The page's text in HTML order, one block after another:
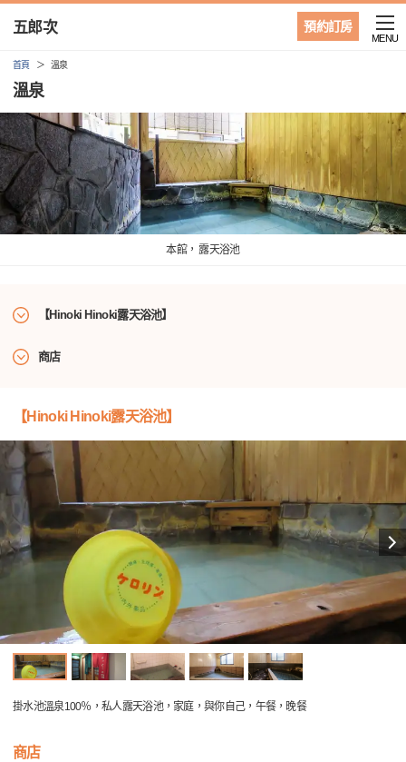
預約訂房
五郎次
MENU
首頁 溫泉
溫泉
本館， 露天浴池
【Hinoki Hinoki露天浴池】
商店
【Hinoki Hinoki露天浴池】
掛水池溫泉100％，私人露天浴池，家庭，與你自己，午餐，晚餐
商店